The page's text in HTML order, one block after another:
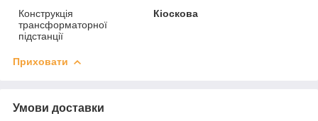
Конструкція
трансформаторної
підстанції
Кіоскова
Приховати
Умови доставки